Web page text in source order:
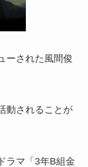
ーされた風間俊
動されることが
ラマ「3年B組金